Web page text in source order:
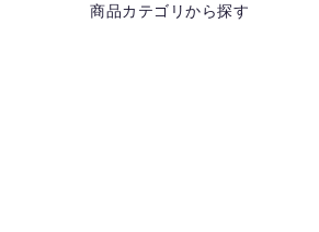
商品カテゴリから探す